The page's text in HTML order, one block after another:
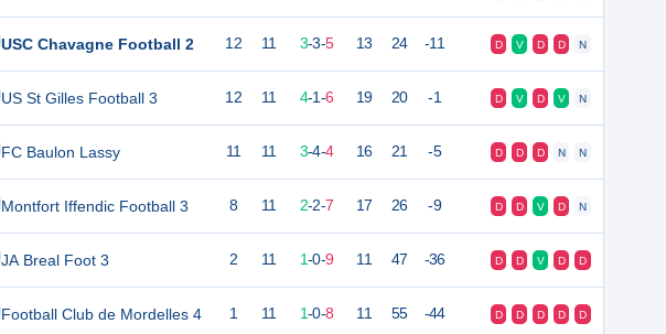
USC Chavagne Football 2
US St Gilles Football 3
FC Baulon Lassy
Montfort Iffendic Football 3
JA Breal Foot 3
Football Club de Mordelles 4
12 11 3-3-5 13 24 -11 D V D D N
12 11 4-1-6 19 20 -1 D V D V N
11 11 3-4-4 16 21 -5 D D D N N
8 11 2-2-7 17 26 -9 D D V D N
2 11 1-0-9 11 47 -36 D D V D D
1 11 1-0-8 11 55 -44 D D D D D